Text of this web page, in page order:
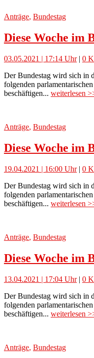
Anträge, Bundestag
Diese Woche im
03.05.2021 | 17:14 Uhr| 0
Der Bundestag wird sich in
folgenden
beschäftigen... weiterlesen
Anträge, Bundestag
Diese Woche im
19.04.2021 | 16:00 Uhr| 0
Der Bundestag wird sich in
folgenden
beschäftigen... weiterlesen
Anträge, Bundestag
Diese Woche im
13.04.2021 | 17:04 Uhr| 0
Der Bundestag wird sich in
folgenden
beschäftigen... weiterlesen
Anträge, Bundestag